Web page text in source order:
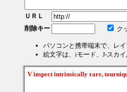
ＵＲＬ
削除キー
ク
パソコンと携帯端末で、レ
絵文字は、iモード、J-スカイ
V inspect intrinsically rare,